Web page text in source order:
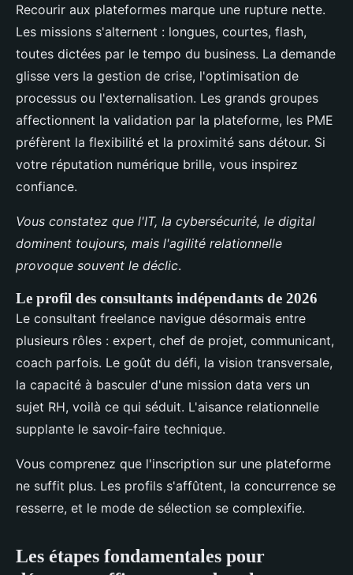
Recourir aux plateformes marque une rupture nette.
Les missions s'alternent : longues, courtes, flash,
toutes dictées par le tempo du business. La demande
glisse vers la gestion de crise, l'optimisation de
processus ou l'externalisation. Les grands groupes
affectionnent la validation par la plateforme, les PME
préfèrent la flexibilité et la proximité sans détour. Si
votre réputation numérique brille, vous inspirez
confiance.
Vous constatez que l'IT, la cybersécurité, le digital
dominent toujours, mais l'agilité relationnelle
provoque souvent le déclic.
Le profil des consultants indépendants de 2026
Le consultant freelance navigue désormais entre
plusieurs rôles : expert, chef de projet, communicant,
coach parfois. Le goût du défi, la vision transversale,
la capacité à basculer d'une mission data vers un
sujet RH, voilà ce qui séduit. L'aisance relationnelle
supplante le savoir-faire technique.
Vous comprenez que l'inscription sur une plateforme
ne suffit plus. Les profils s'affûtent, la concurrence se
resserre, et le mode de sélection se complexifie.
Les étapes fondamentales pour